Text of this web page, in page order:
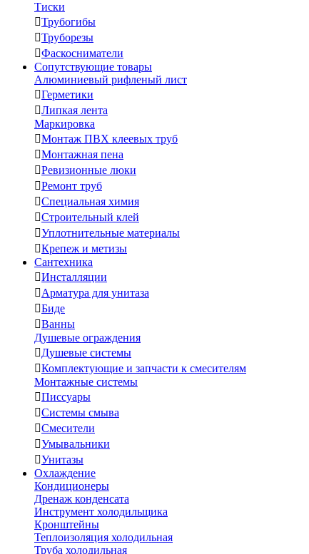
Тиски
Трубогибы
Труборезы
Фаскосниматели
Сопутствующие товары
Алюминиевый рифленый лист
Герметики
Липкая лента
Маркировка
Монтаж ПВХ клеевых труб
Монтажная пена
Ревизионные люки
Ремонт труб
Специальная химия
Строительный клей
Уплотнительные материалы
Крепеж и метизы
Сантехника
Инсталляции
Арматура для унитаза
Биде
Ванны
Душевые ограждения
Душевые системы
Комплектующие и запчасти к смесителям
Монтажные системы
Писсуары
Системы смыва
Смесители
Умывальники
Унитазы
Охлаждение
Кондиционеры
Дренаж конденсата
Инструмент холодильщика
Кронштейны
Теплоизоляция холодильная
Труба холодильная